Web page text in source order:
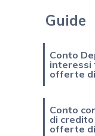
Guide
Conto
interessi
offerte
Conto
di
offerte